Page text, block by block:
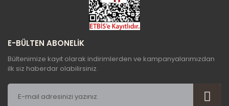
Gönder
E-BÜLTEN ABONELİK
Bültenimize kayıt olarak indirimlerden ve kampanyalarımızdan
ilk siz haberdar olabilirsiniz.